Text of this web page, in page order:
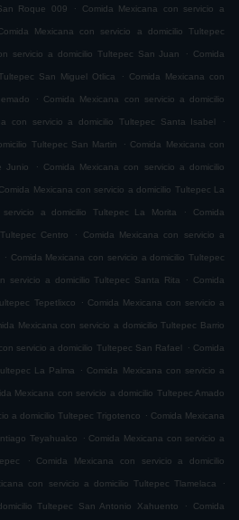
Roque 009 . Comida Mexicana con servicio a
Mexicana con servicio a domicilio Tultepec
servicio a domicilio Tultepec San Juan . Comida
San Miguel Otlica . Comida Mexicana con
. Comida Mexicana con servicio a domicilio
con servicio a domicilio Tultepec Santa Isabel .
Tultepec San Martin . Comida Mexicana con
Junio . Comida Mexicana con servicio a domicilio
Comida Mexicana con servicio a domicilio Tultepec La
a domicilio Tultepec La Morita . Comida
Centro . Comida Mexicana con servicio a
. Comida Mexicana con servicio a domicilio Tultepec
servicio a domicilio Tultepec Santa Rita . Comida
Tepetlixco . Comida Mexicana con servicio a
Mexicana con servicio a domicilio Tultepec Barrio
servicio a domicilio Tultepec San Rafael . Comida
La Palma . Comida Mexicana con servicio a
Mexicana con servicio a domicilio Tultepec Amado
a domicilio Tultepec Trigotenco . Comida Mexicana
Teyahualco . Comida Mexicana con servicio a
. Comida Mexicana con servicio a domicilio
con servicio a domicilio Tultepec Tlamelaca .
Tultepec San Antonio Xahuento . Comida